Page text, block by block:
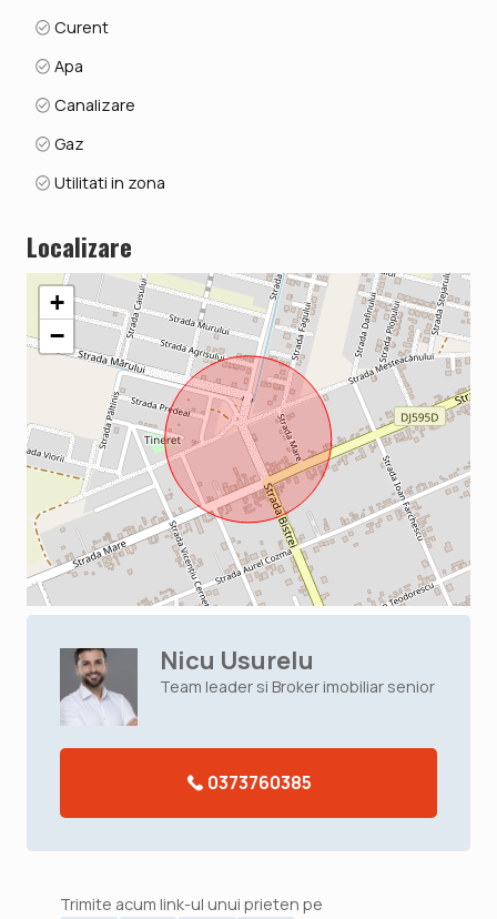
Curent
Apa
Canalizare
Gaz
Utilitati in zona
Localizare
+
−
Nicu Usurelu
Team leader si Broker imobiliar senior
0373760385
Trimite acum link-ul unui prieten pe